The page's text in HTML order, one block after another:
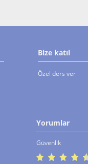
Bize katıl
Özel ders ver
Yorumlar
Güvenlik